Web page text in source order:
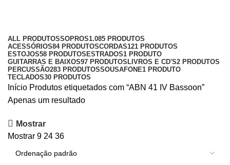
ALL PRODUTOSSOPROS1.085 PRODUTOS
ACESSÓRIOS84 PRODUTOSCORDAS121 PRODUTOS
ESTOJOS58 PRODUTOS ESTRADOS1 PRODUTO
GUITARRAS E BAIXOS97 PRODUTOS LIVROS E CD'S2 PRODUTOS
PERCUSSÃO283 PRODUTOSSOUSAFONE1 PRODUTO
TECLADOS30 PRODUTOS
Início Produtos etiquetados com “ABN 41 IV Bassoon”
Apenas um resultado
Mostrar
Mostrar 9 24 36